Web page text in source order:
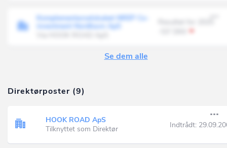
Komplementarselskabet NREP Co-
investment Nordhavn ApS
Se dem alle
Direktørposter (9)
HOOK ROAD ApS
Tilknyttet som Direktør
Indtrådt: